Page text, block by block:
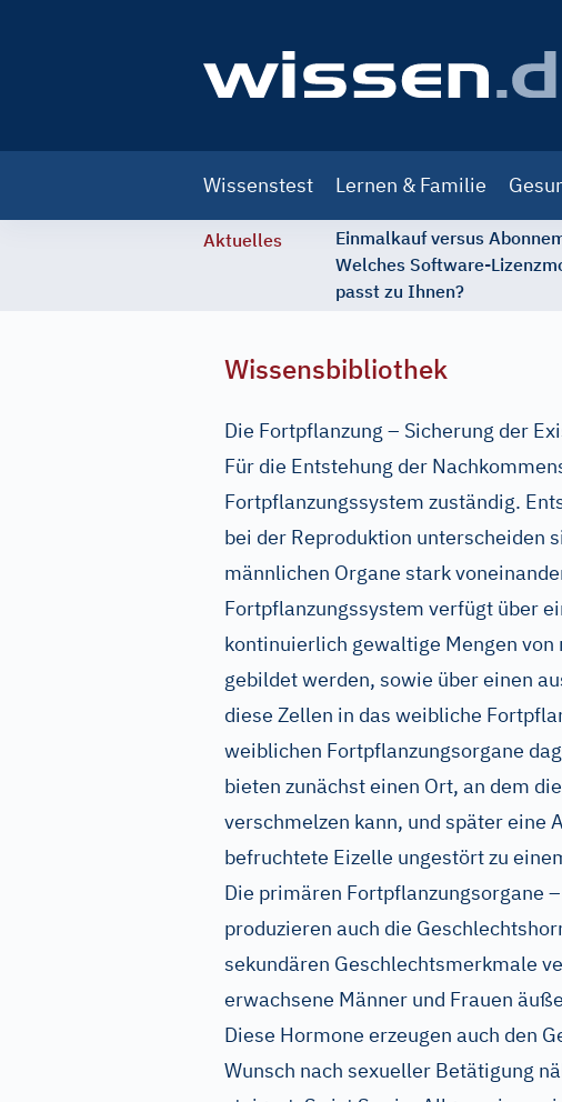
navigation
Wissenstest Lernen & Familie
Aktuelles
Einmalkauf versus
Welches Software-
passt zu Ihnen?
Wissensbibliothek
Die Fortpflanzung – Sicherung der
Für die Entstehung der
Fortpflanzungssystem zuständig.
bei der Reproduktion unterscheiden
männlichen Organe stark
Fortpflanzungssystem verfügt über
kontinuierlich gewaltige Mengen von
gebildet werden, sowie über einen
diese Zellen in das weibliche
weiblichen Fortpflanzungsorgane
bieten zunächst einen Ort, an dem
verschmelzen kann, und später eine
befruchtete Eizelle ungestört zu
Die primären Fortpflanzungsorgane
produzieren auch die
sekundären Geschlechtsmerkmale
erwachsene Männer und Frauen
Diese Hormone erzeugen auch den
Wunsch nach sexueller Betätigung